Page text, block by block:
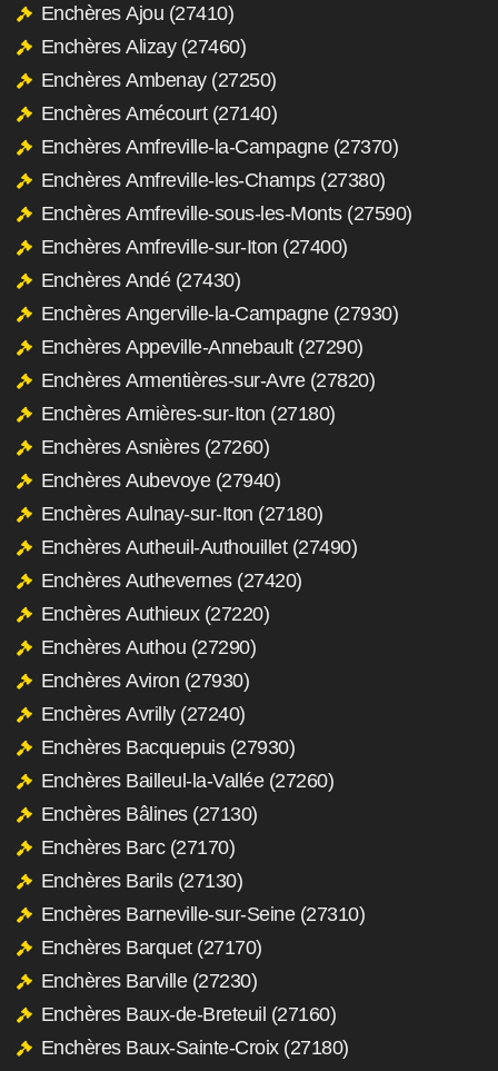
Enchères Ajou (27410)
Enchères Alizay (27460)
Enchères Ambenay (27250)
Enchères Amécourt (27140)
Enchères Amfreville-la-Campagne (27370)
Enchères Amfreville-les-Champs (27380)
Enchères Amfreville-sous-les-Monts (27590)
Enchères Amfreville-sur-Iton (27400)
Enchères Andé (27430)
Enchères Angerville-la-Campagne (27930)
Enchères Appeville-Annebault (27290)
Enchères Armentières-sur-Avre (27820)
Enchères Arnières-sur-Iton (27180)
Enchères Asnières (27260)
Enchères Aubevoye (27940)
Enchères Aulnay-sur-Iton (27180)
Enchères Autheuil-Authouillet (27490)
Enchères Authevernes (27420)
Enchères Authieux (27220)
Enchères Authou (27290)
Enchères Aviron (27930)
Enchères Avrilly (27240)
Enchères Bacquepuis (27930)
Enchères Bailleul-la-Vallée (27260)
Enchères Bâlines (27130)
Enchères Barc (27170)
Enchères Barils (27130)
Enchères Barneville-sur-Seine (27310)
Enchères Barquet (27170)
Enchères Barville (27230)
Enchères Baux-de-Breteuil (27160)
Enchères Baux-Sainte-Croix (27180)